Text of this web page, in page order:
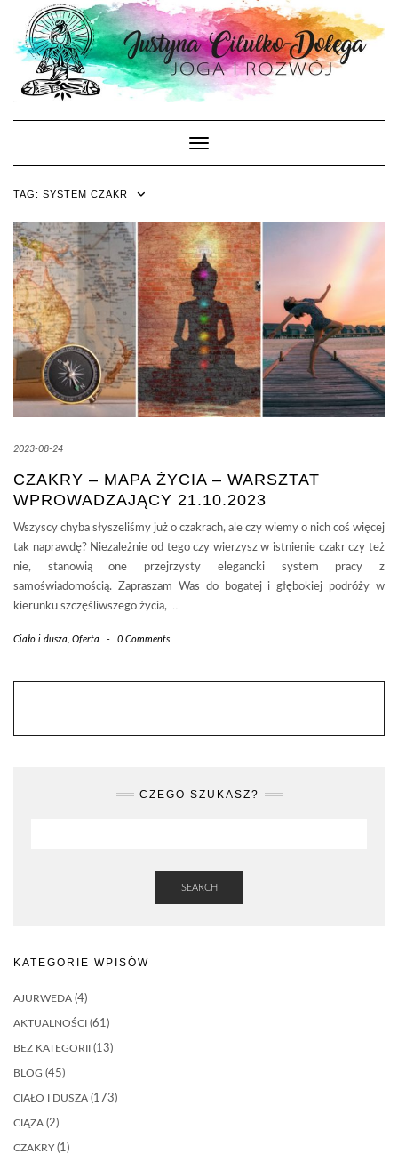
content
Toggle Navigation
TAG: SYSTEM CZAKR
2023-08-24
CZAKRY – MAPA ŻYCIA – WARSZTAT
WPROWADZAJĄCY 21.10.2023
Wszyscy chyba słyszeliśmy już o czakrach, ale czy wiemy o nich coś więcej
tak naprawdę? Niezależnie od tego czy wierzysz w istnienie czakr czy też
nie, stanowią one przejrzysty elegancki system pracy z
samoświadomością. Zapraszam Was do bogatej i głębokiej podróży w
kierunku szczęśliwszego życia, …
Ciało i dusza Oferta - 0 Comments
CZEGO SZUKASZ?
SEARCH
KATEGORIE WPISÓW
AJURWEDA (4)
AKTUALNOŚCI (61)
BEZ KATEGORII (13)
BLOG (45)
CIAŁO I DUSZA (173)
CIĄŻA (2)
CZAKRY(1)